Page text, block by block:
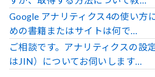
Google アナリティクス4の使い方
めの書籍またはサイトは何で…
ご相談です。アナリティクスの設
はJIN）についてお伺いします…